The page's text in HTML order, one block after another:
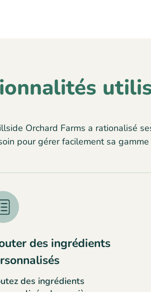
Orchard Farms a rationalisé
pour gérer facilement sa
des ingrédients
des ingrédients